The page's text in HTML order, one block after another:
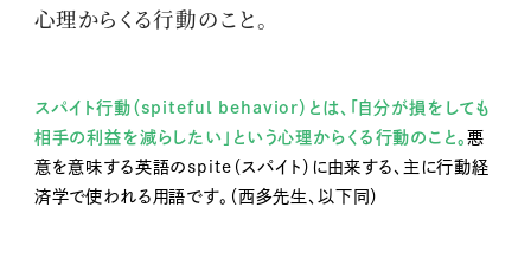
心理からくる行動のこと。
スパイト行動（spiteful behavior）とは、
「自分が損をしても
相手の利益を減らしたい」という心理からくる行動のこと。 悪
意を意味する英語のspite（スパイト）に由来する、主に行動経
済学で使われる用語です。 （西多先生、以下同）